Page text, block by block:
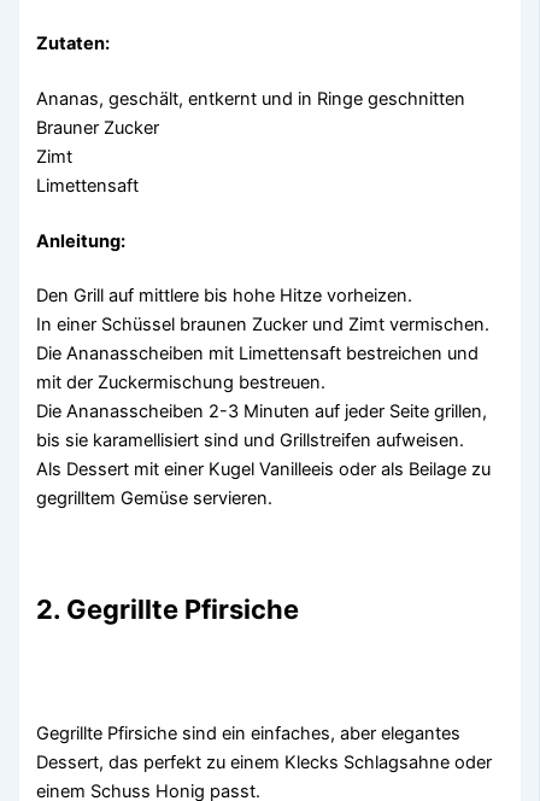
Zutaten:
Ananas, geschält, entkernt und in Ringe geschnitten
Brauner Zucker
Zimt
Limettensaft
Anleitung:
Den Grill auf mittlere bis hohe Hitze vorheizen.
In einer Schüssel braunen Zucker und Zimt vermischen.
Die Ananasscheiben mit Limettensaft bestreichen und
mit der Zuckermischung bestreuen.
Die Ananasscheiben 2-3 Minuten auf jeder Seite grillen,
bis sie karamellisiert sind und Grillstreifen aufweisen.
Als Dessert mit einer Kugel Vanilleeis oder als Beilage zu
gegrilltem Gemüse servieren.
2. Gegrillte Pfirsiche
Gegrillte Pfirsiche sind ein einfaches, aber elegantes
Dessert, das perfekt zu einem Klecks Schlagsahne oder
einem Schuss Honig passt.